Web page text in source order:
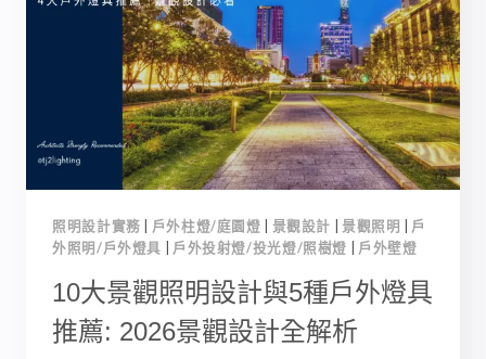
完
整
案
例、
風
格
解
析
景
觀
燈
具
推
照明設計實務 戶外柱燈/庭園燈 景觀設計 |景觀照明
戶
外照明/戶外燈具
戶外投射燈/投光燈/照樹燈 戶外壁燈
10大景觀照明設計與5種戶外燈具
推薦: 2026景觀設計全解析